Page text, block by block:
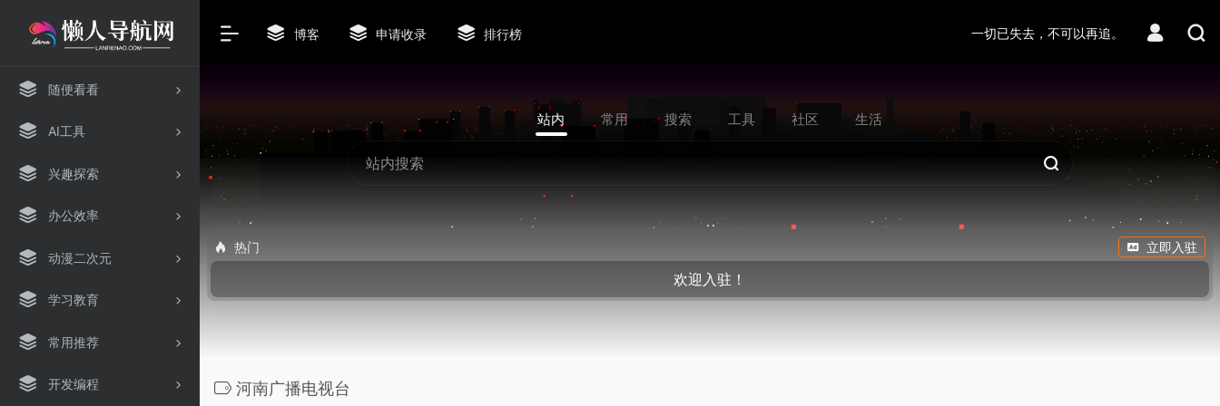
随便看看
AI工具
兴趣探索
办公效率
动漫二次元
学习教育
常用推荐
开发编程
博客 申请收录 排行榜 一切已失去，不可以再追。
站内 常用 搜索 工具 社区 生活
热门 立即入驻
欢迎入驻！
河南广播电视台